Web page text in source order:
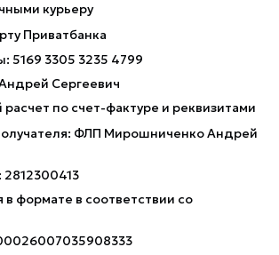
курьеру
Приватбанка
5169 3305 3235 4799
Сергеевич
по счет-фактуре и реквизитами
ФЛП Мирошниченко Андрей
2812300413
в формате в соответствии со